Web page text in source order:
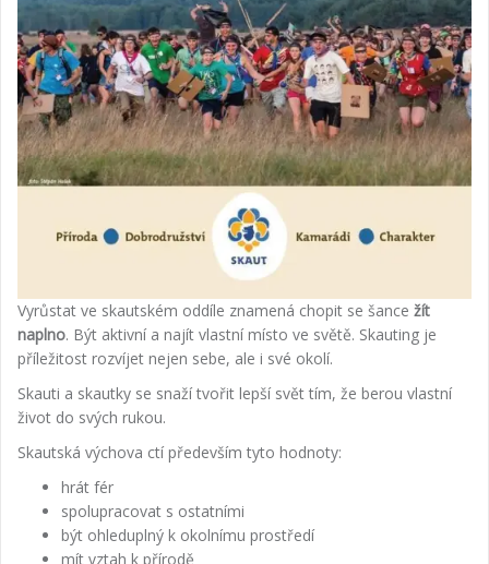
Vyrůstat ve skautském oddíle znamená chopit se šance žít
naplno. Být aktivní a najít vlastní místo ve světě. Skauting je
příležitost rozvíjet nejen sebe, ale i své okolí.
Skauti a skautky se snaží tvořit lepší svět tím, že berou vlastní
život do svých rukou.
Skautská výchova ctí především tyto hodnoty:
hrát fér
spolupracovat s ostatními
být ohleduplný k okolnímu prostředí
mít vztah k přírodě